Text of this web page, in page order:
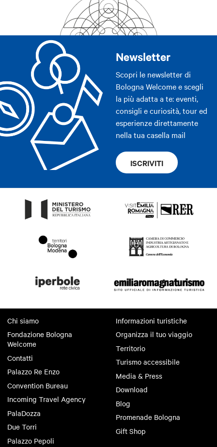
Newsletter
Scopri le newsletter di
Bologna Welcome e scegli
la più adatta a te: eventi,
consigli e curiosità, tour ed
esperienze direttamente
nella tua casella mail
ISCRIVITI
Chi siamo
Fondazione Bologna
Welcome
Contatti
Palazzo Re Enzo
Convention Bureau
Incoming Travel Agency
PalaDozza
Due Torri
Palazzo Pepoli
Informazioni turistiche
Organizza il tuo viaggio
Territorio
Turismo accessibile
Media & Press
Download
Blog
Promenade Bologna
Gift Shop